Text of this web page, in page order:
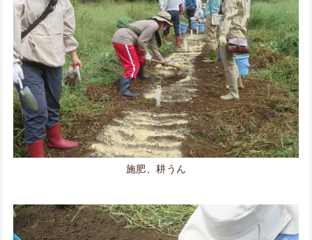
施肥、耕うん